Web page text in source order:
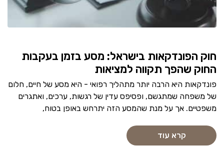
חוק הפונדקאות בישראל: מסע בזמן בעקבות
החוק שהפך תקווה למציאות
פונדקאות היא הרבה יותר מתהליך רפואי - היא מסע של חיים, חלום
של משפחה שמתגשם, ופסיפס עדין של רגשות, ערכים, ואתגרים
משפטיים. אך על מנת שהמסע הזה יתרחש באופן בטוח,
קרא עוד